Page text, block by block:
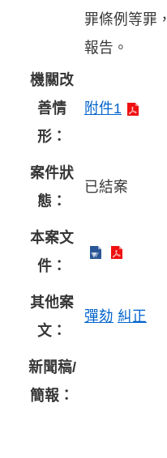
罪條例等罪
報告。
機關改
善情
形：
附件1
案件狀
態：
已結案
本案文
件：
其他案
文：
彈劾 糾正
新聞稿/
簡報：